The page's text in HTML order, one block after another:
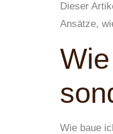
Dieser
Ansätze,
Wie baue